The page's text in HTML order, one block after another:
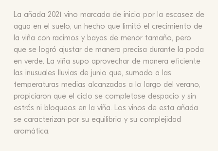
La añada 2021 vino marcada de inicio por la escasez de
agua en el suelo, un hecho que limitó el crecimiento de
la viña con racimos y bayas de menor tamaño, pero
que se logró ajustar de manera precisa durante la poda
en verde. La viña supo aprovechar de manera eficiente
las inusuales lluvias de junio que, sumado a las
temperaturas medias alcanzadas a lo largo del verano,
propiciaron que el ciclo se completase despacio y sin
estrés ni bloqueos en la viña. Los vinos de esta añada
se caracterizan por su equilibrio y su complejidad
aromática.